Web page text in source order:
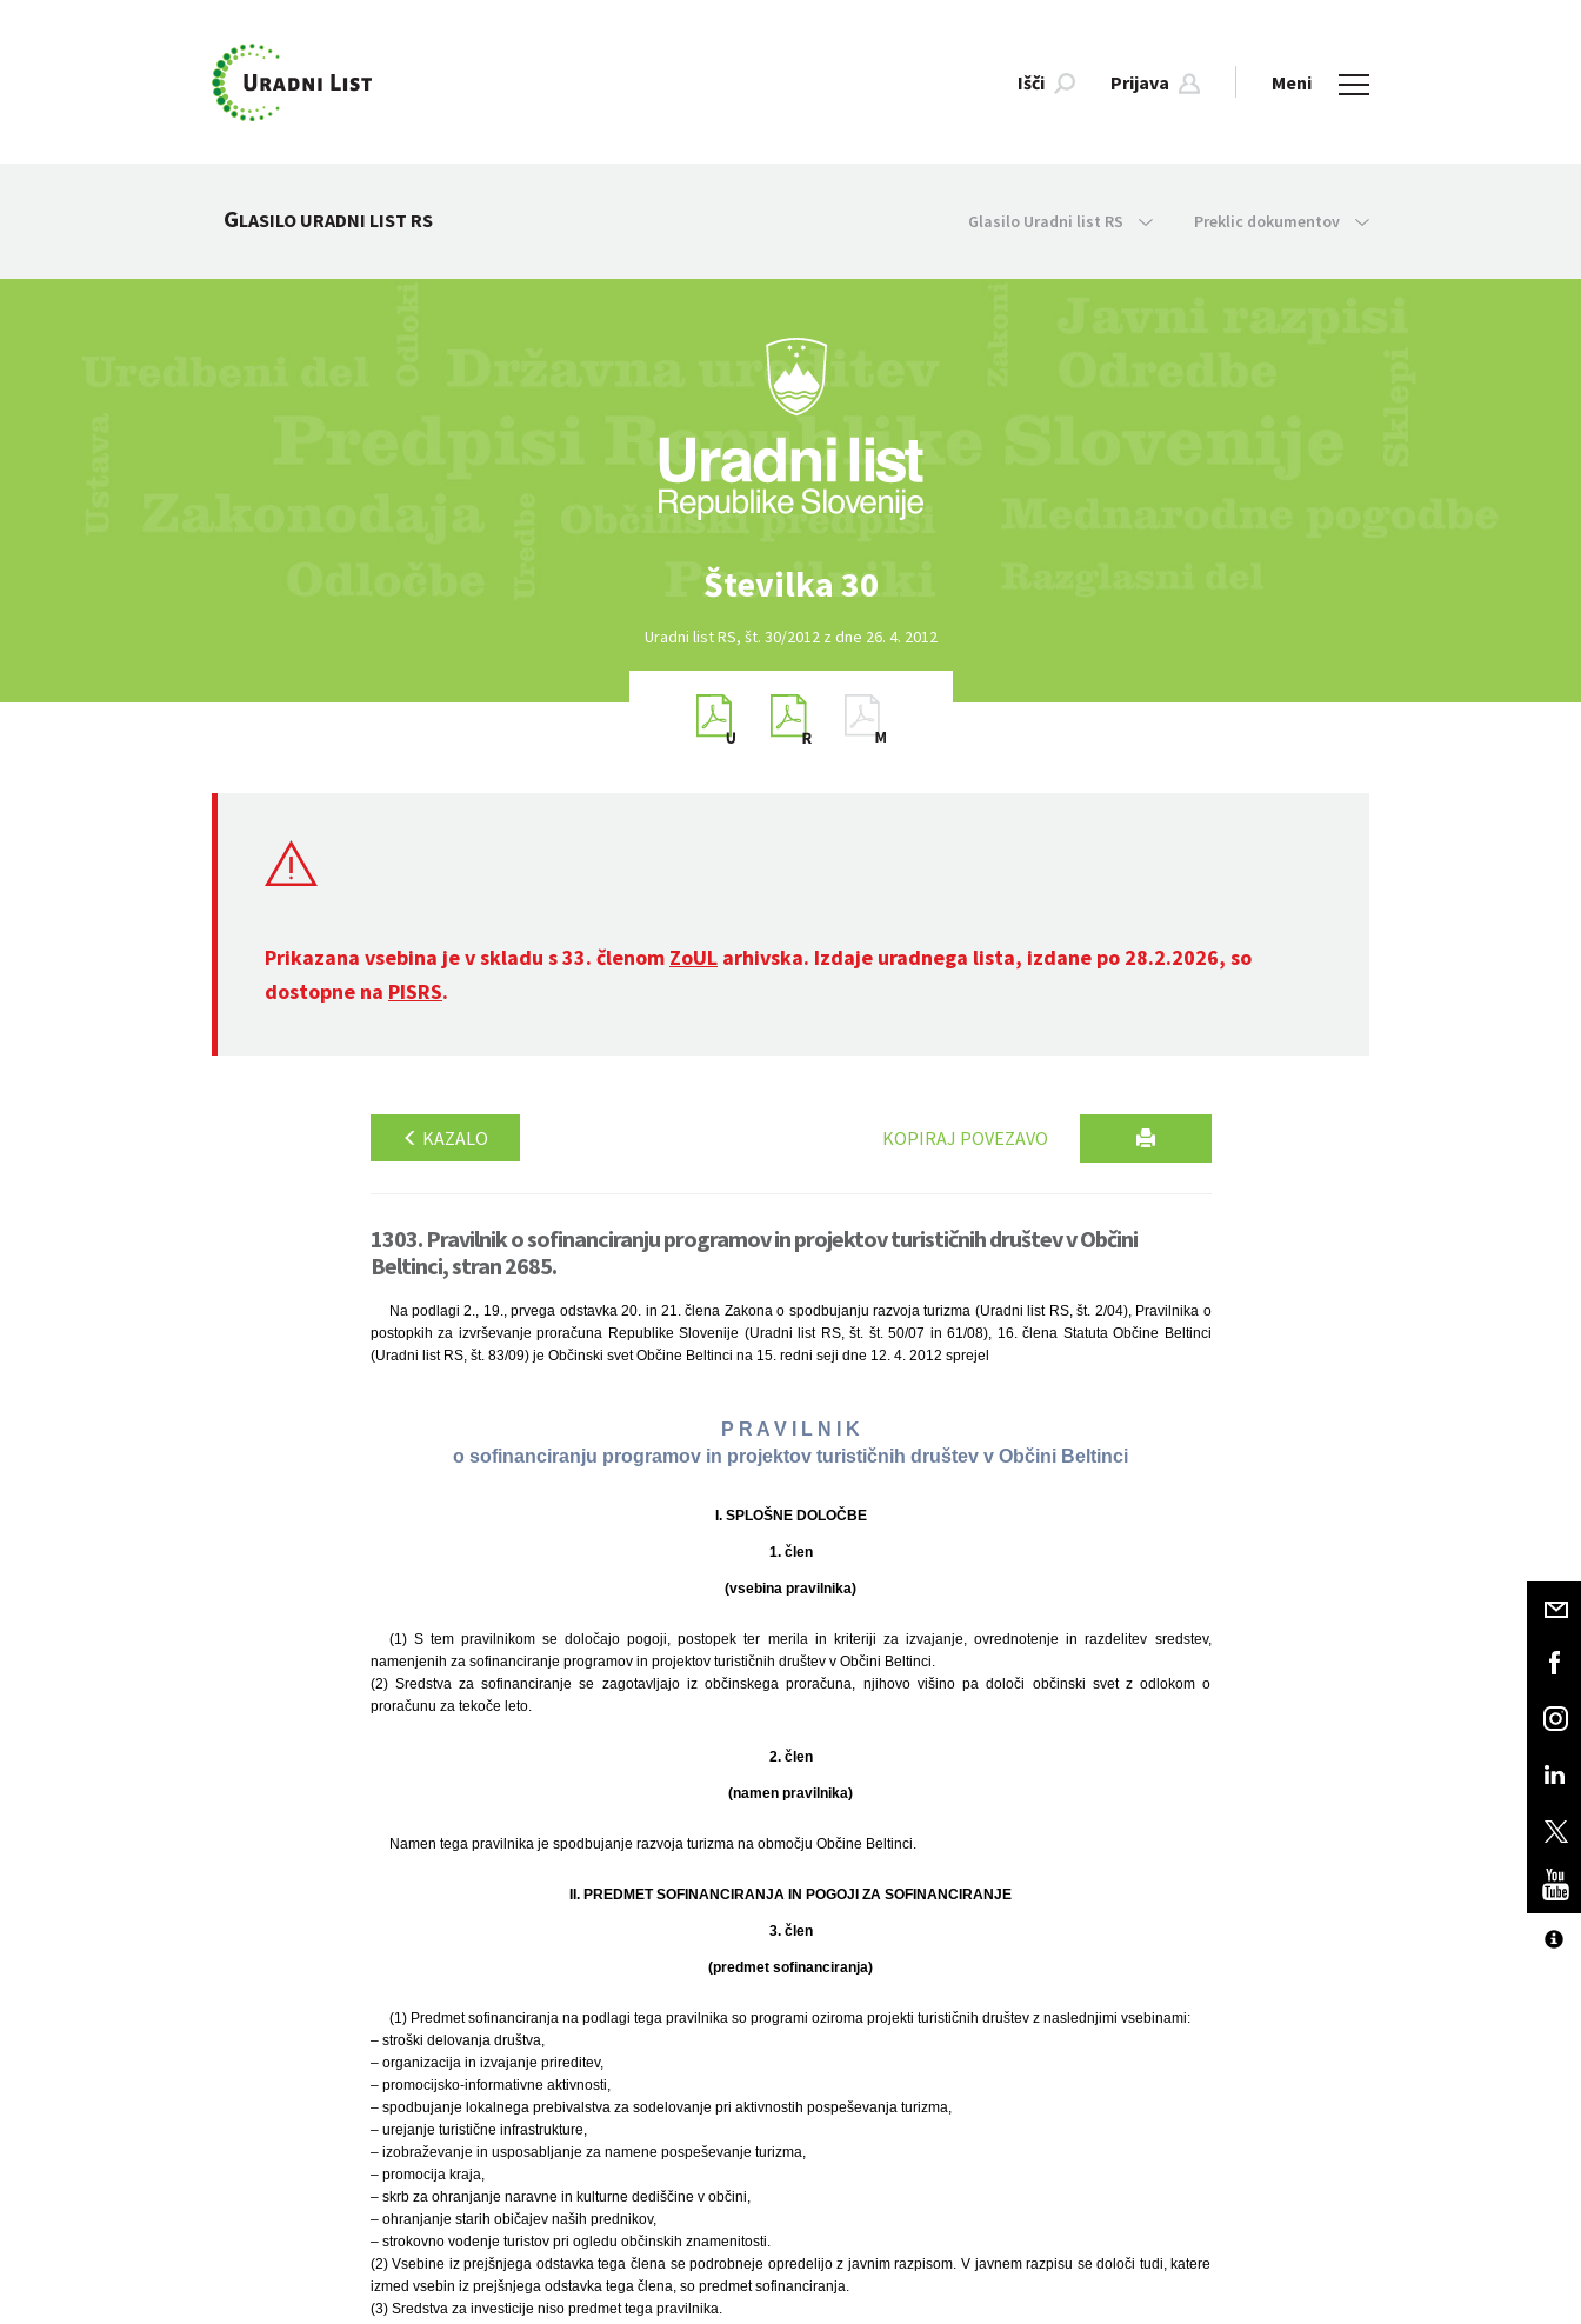
Išči Prijava Meni
GLASILO URADNI LIST RS Glasilo Uradni list RS Preklic dokumentov
Številka 30
Uradni list RS, št. 30/2012 z dne 26. 4. 2012
Prikazana vsebina je v skladu s 33. členom ZoUL arhivska. Izdaje uradnega lista, izdane po 28.2.2026, so
dostopne na PISRS.
KAZALO KOPIRAJ POVEZAVO
1303. Pravilnik o sofinanciranju programov in projektov turističnih društev v Občini
Beltinci, stran 2685.
Na podlagi 2., 19., prvega odstavka 20. in 21. člena Zakona o spodbujanju razvoja turizma (Uradni list RS, št. 2/04), Pravilnika o
postopkih za izvrševanje proračuna Republike Slovenije (Uradni list RS, št. št. 50/07 in 61/08), 16. člena Statuta Občine Beltinci
(Uradni list RS, št. 83/09) je Občinski svet Občine Beltinci na 15. redni seji dne 12. 4. 2012 sprejel
P R A V I L N I K
o sofinanciranju programov in projektov turističnih društev v Občini Beltinci
I. SPLOŠNE DOLOČBE
1. člen
(vsebina pravilnika)
(1) S tem pravilnikom se določajo pogoji, postopek ter merila in kriteriji za izvajanje, ovrednotenje in razdelitev sredstev,
namenjenih za sofinanciranje programov in projektov turističnih društev v Občini Beltinci.
(2) Sredstva za sofinanciranje se zagotavljajo iz občinskega proračuna, njihovo višino pa določi občinski svet z odlokom o
proračunu za tekoče leto.
2. člen
(namen pravilnika)
Namen tega pravilnika je spodbujanje razvoja turizma na območju Občine Beltinci.
II. PREDMET SOFINANCIRANJA IN POGOJI ZA SOFINANCIRANJE
3. člen
(predmet sofinanciranja)
(1) Predmet sofinanciranja na podlagi tega pravilnika so programi oziroma projekti turističnih društev z naslednjimi vsebinami:
– stroški delovanja društva,
– organizacija in izvajanje prireditev,
– promocijsko-informativne aktivnosti,
– spodbujanje lokalnega prebivalstva za sodelovanje pri aktivnostih pospeševanja turizma,
– urejanje turistične infrastrukture,
– izobraževanje in usposabljanje za namene pospeševanje turizma,
– promocija kraja,
– skrb za ohranjanje naravne in kulturne dediščine v občini,
– ohranjanje starih običajev naših prednikov,
– strokovno vodenje turistov pri ogledu občinskih znamenitosti.
(2) Vsebine iz prejšnjega odstavka tega člena se podrobneje opredelijo z javnim razpisom. V javnem razpisu se določi tudi, katere
izmed vsebin iz prejšnjega odstavka tega člena, so predmet sofinanciranja.
(3) Sredstva za investicije niso predmet tega pravilnika.